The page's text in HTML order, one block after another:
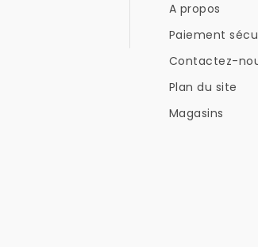
A propos
Paiement
Contactez-
Plan du site
Magasins